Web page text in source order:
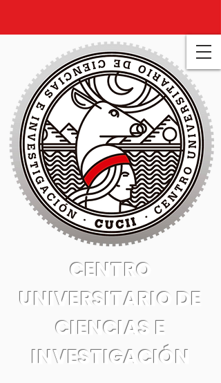
CENTRO
UNIVERSITARIO DE
CIENCIAS E
INVESTIGACIÓN